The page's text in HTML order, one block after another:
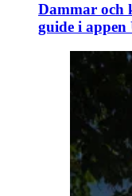
Dammar och
guide i